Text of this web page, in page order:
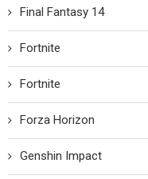
Final Fantasy 14
Fortnite
Fortnite
Forza Horizon
Genshin Impact